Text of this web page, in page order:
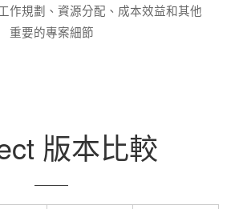
作規劃、資源分配、成本效益和其他
重要的專案細節
版本比較